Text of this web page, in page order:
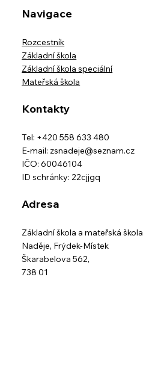
Navigace
Rozcestník
Základní škola
Základní škola speciální
Mateřská škola
Kontakty
Tel: +420 558 633 480
E-mail: zsnadeje@seznam.cz
IČO: 60046104
ID schránky: 22cjjgq
Adresa
Základní škola a mateřská škola
Naděje, Frýdek-Místek
Škarabelova 562,
738 01